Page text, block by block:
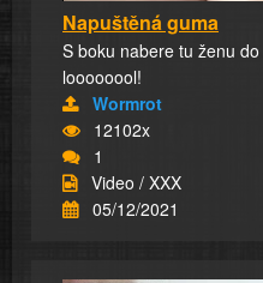
Napuštěná guma
S boku nabere tu ženu
loooooool!
Wormrot
12102x
1
Video / XXX
05/12/2021